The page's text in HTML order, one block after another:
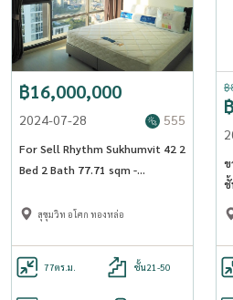
฿16,000,000
2024-07-28 555
For Sell Rhythm Sukhumvit 42 2
Bed 2 Bath 77.71 sqm -
สุขุมวิท อโศก ทองหล่อ
77ตร.ม. ชั้น21-50
฿
ข
ชั้
ผู้